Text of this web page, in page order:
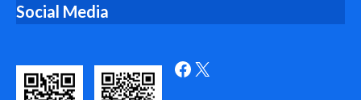
Social Media
Facebook X